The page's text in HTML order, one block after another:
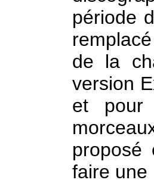
période
de la
version
et pour
proposé
faire une